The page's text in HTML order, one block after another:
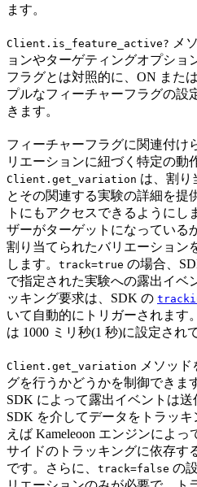
ます。
Client.is_feature_active? メ
ョンやターゲティングオプショ
フラグとは対照的に、ON また
プルなフィーチャーフラグの設
きます。
フィーチャーフラグに関連付け
リエーションに紐づく特定の動
Client.get_variation は、割り
とその関連する実験の詳細を提
トにもアクセスできるようにし
ザーがターゲットになっている
割り当てられたバリエーション
します。 track=true の場合、
で指定された実験への露出イベ
ッキング要求は、SDK の
いて自動的にトリガーされます
は 1000 ミリ秒(1 秒)に設定され
Client.get_variation メソッ
グを行うかどうかを制御できま
SDK によって露出イベントは送
SDK を介してデータをトラッ
えば Kameleoon エンジンによ
サイドのトラッキングに依存す
です。さらに、 track=false の